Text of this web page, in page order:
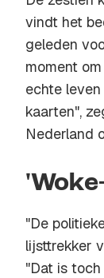
vindt het
geleden
moment
echte
kaarten",
Nederland
"De
lijsttrekker
"Dat is